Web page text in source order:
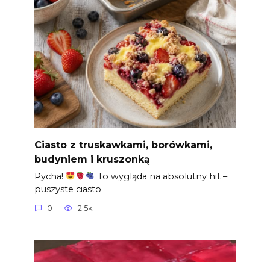
Ciasto z truskawkami, borówkami,
budyniem i kruszonką
Pycha!
To wygląda na absolutny hit –
puszyste ciasto
0 2.5k.